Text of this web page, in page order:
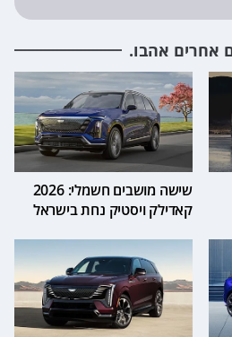
אחרים אהבו.
שישה מושבים חשמלי: 2026
קאדילק ויסטיק נחת בישראל